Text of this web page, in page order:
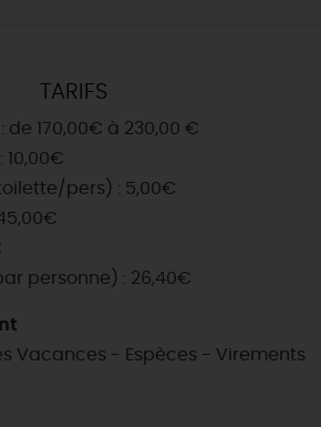
TARIFS
170,00€ à 230,00 €
pers) : 5,00€
personne) : 26,40€
Vacances - Espèces - Virements